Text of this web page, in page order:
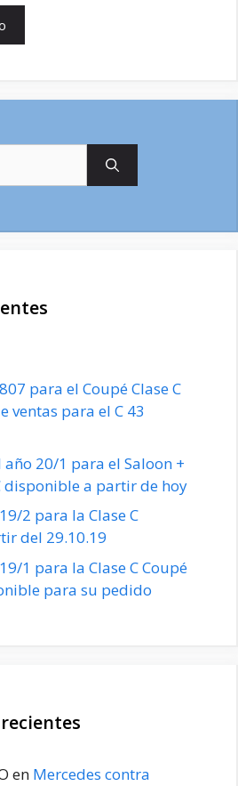
para el Coupé Clase C
ventas para el C 43
20/1 para el Saloon +
disponible a partir de hoy
2 para la Clase C
del 29.10.19
1 para la Clase C Coupé
para su pedido
en Mercedes contra